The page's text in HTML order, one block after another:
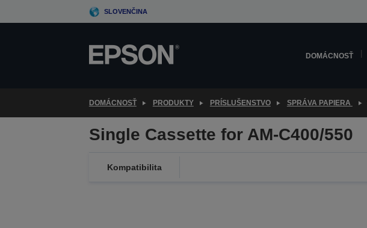
to
SLOVENČINA
DOMÁCNOSŤ
DOMÁCNOSŤ PRODUKTY PRÍSLUŠENSTVO SPRÁVA PAPIERA
Single Cassette for AM-C400/550
Kompatibilita